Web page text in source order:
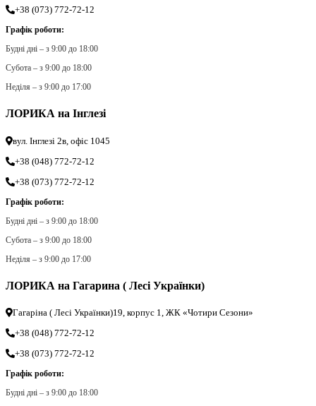
+38 (073) 772-72-12
Графік роботи:
Будні дні – з 9:00 до 18:00
Субота – з 9:00 до 18:00
Неділя – з 9:00 до 17:00
ЛОРИКА на Інглезі
вул. Інглезі 2в, офіс 1045
+38 (048) 772-72-12
+38 (073) 772-72-12
Графік роботи:
Будні дні – з 9:00 до 18:00
Субота – з 9:00 до 18:00
Неділя – з 9:00 до 17:00
ЛОРИКА на Гагарина ( Лесі Українки)
Гагаріна ( Лесі Українки)19, корпус 1, ЖК «Чотири Сезони»
+38 (048) 772-72-12
+38 (073) 772-72-12
Графік роботи:
Будні дні – з 9:00 до 18:00